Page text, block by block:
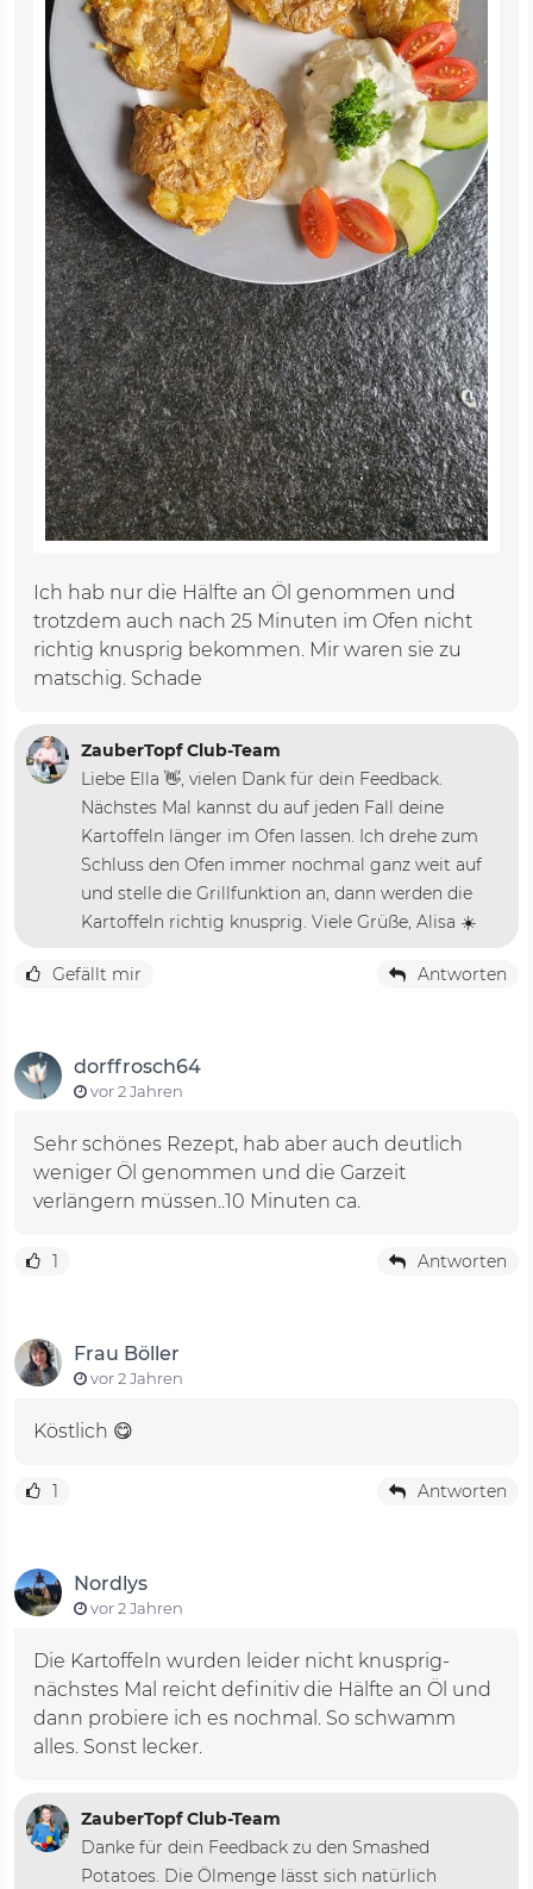
Ich hab nur die Hälfte an Öl genommen und
trotzdem auch nach 25 Minuten im Ofen nicht
richtig knusprig bekommen. Mir waren sie zu
matschig. Schade
ZauberTopf Club-Team
Liebe Ella 👋, vielen Dank für dein Feedback.
Nächstes Mal kannst du auf jeden Fall deine
Kartoffeln länger im Ofen lassen. Ich drehe zum
Schluss den Ofen immer nochmal ganz weit auf
und stelle die Grillfunktion an, dann werden die
Kartoffeln richtig knusprig. Viele Grüße, Alisa ☀️
Gefällt mir Antworten
dorffrosch64
vor 2 Jahren
Sehr schönes Rezept, hab aber auch deutlich
weniger Öl genommen und die Garzeit
verlängern müssen..10 Minuten ca.
1 Antworten
Frau Böller
vor 2 Jahren
Köstlich 😋
1 Antworten
Nordlys
vor 2 Jahren
Die Kartoffeln wurden leider nicht knusprig-
nächstes Mal reicht definitiv die Hälfte an Öl und
dann probiere ich es nochmal. So schwamm
alles. Sonst lecker.
ZauberTopf Club-Team
Danke für dein Feedback zu den Smashed
Potatoes. Die Ölmenge lässt sich natürlich